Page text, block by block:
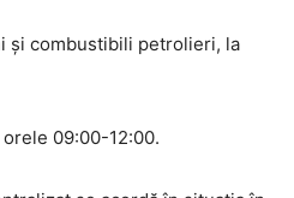
și combustibili petrolieri, la
09:00-12:00.